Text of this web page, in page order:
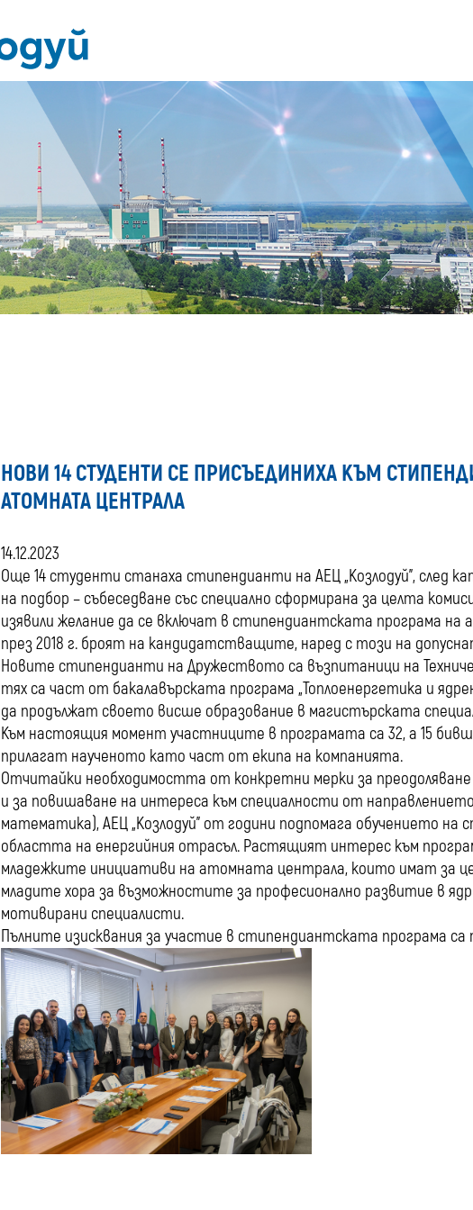
НОВИ 14 СТУДЕНТИ СЕ ПРИСЪЕДИНИХА КЪМ
АТОМНАТА ЦЕНТРАЛА
14.12.2023
Още 14 студенти станаха стипендианти на АЕЦ „Козлодуй”, след
на подбор – събеседване със специално сформирана за целта
изявили желание да се включат в стипендиантската програма
през 2018 г. броят на кандидатстващите, наред с този на
Новите стипендианти на Дружеството са възпитаници на
тях са част от бакалавърската програма „Топлоенергетика и
да продължат своето висше образование в магистърската
Към настоящия момент участниците в програмата са 32, а 15
прилагат наученото като част от екипа на компанията.
Отчитайки необходимостта от конкретни мерки за
и за повишаване на интереса към специалности от
математика), АЕЦ „Козлодуй” от години подпомага обучението на
областта на енергийния отрасъл. Растящият интерес към
младежките инициативи на атомната централа, които имат за
младите хора за възможностите за професионално развитие в
мотивирани специалисти.
Пълните изисквания за участие в стипендиантската програма са